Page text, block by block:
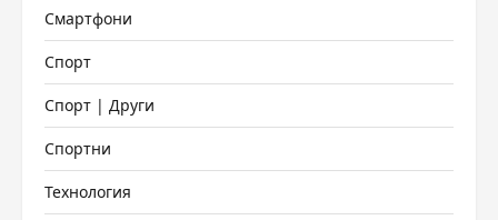
Смартфони
Спорт
Спорт | Други
Спортни
Технология